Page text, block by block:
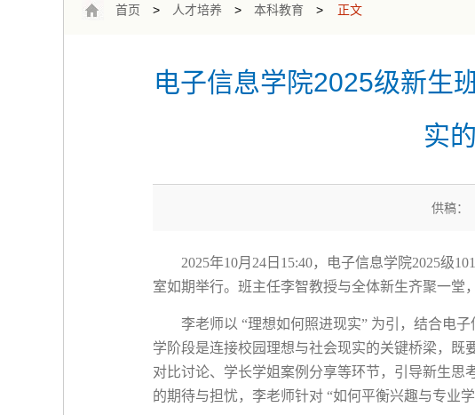
首页 > 人才培养 > 本科教育 > 正文
电子信息学院2025级新
实
供稿
2025年10月 24 日 15:40，电子信息学院2025级101
室如期举行。班主任李智教授与全体新生齐聚一堂
李老师以 “理想如何照进现实” 为引，结合电
学阶段是连接校园理想与社会现实的关键桥梁，
对比讨论、学长学姐案例分享等环节，引导新生
的期待与担忧，李老师针对 “如何平衡兴趣与专业